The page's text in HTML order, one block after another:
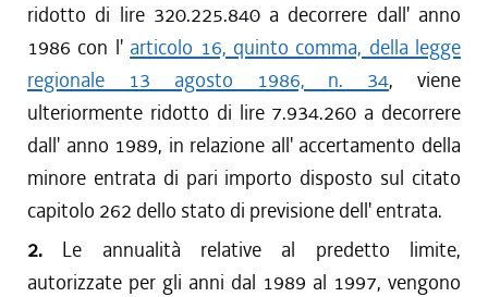
ridotto di lire 320.225.840 a decorrere dall' anno
1986 con l' articolo 16, quinto comma, della legge
regionale 13 agosto 1986, n. 34, viene
ulteriormente ridotto di lire 7.934.260 a decorrere
dall' anno 1989, in relazione all' accertamento della
minore entrata di pari importo disposto sul citato
capitolo 262 dello stato di previsione dell' entrata.
2. Le annualità relative al predetto limite,
autorizzate per gli anni dal 1989 al 1997, vengono